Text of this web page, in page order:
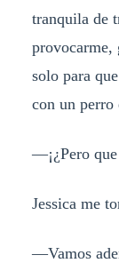
tranquila de
provocarme,
solo para
con un perro
—¡¿Pero
Jessica me
—Vamos